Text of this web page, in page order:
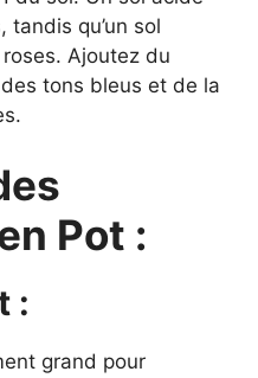
qu’un sol
Ajoutez du
tons bleus et de la
Pot :
:
grand pour